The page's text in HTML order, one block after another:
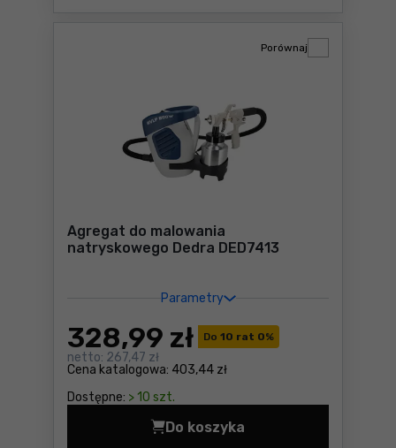
Agregat do malowania
natryskowego Dedra DED7413
Parametry
Do 10 rat 0%
Cena katalogowa: 403,44 zł
328,99 zł
netto: 267,47 zł
Dostępne: > 10 szt.
Porównaj
Do koszyka
Agregat do malowania